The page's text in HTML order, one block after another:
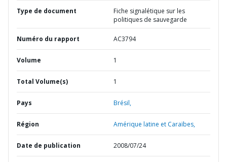
Type de document
Fiche signalétique sur les
politiques de sauvegarde
Numéro du rapport AC3794
Volume 1
Total Volume(s) 1
Pays Brésil,
Région Amérique latine et Caraïbes,
Date de publication 2008/07/24